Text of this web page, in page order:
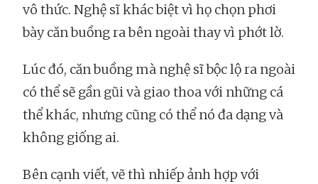
vô thức. Nghệ sĩ khác biệt vì họ chọn phơi
bày căn buồng ra bên ngoài thay vì phớt lờ.
Lúc đó, căn buồng mà nghệ sĩ bộc lộ ra ngoài
có thể sẽ gần gũi và giao thoa với những cá
thể khác, nhưng cũng có thể nó đa dạng và
không giống ai.
Bên cạnh viết, vẽ thì nhiếp ảnh hợp với